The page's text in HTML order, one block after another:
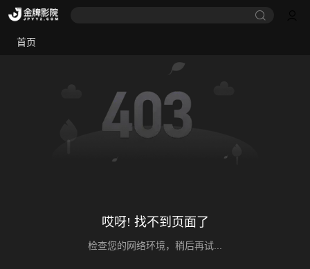
首页
哎呀! 找不到页面了
检查您的网络环境，稍后再试...